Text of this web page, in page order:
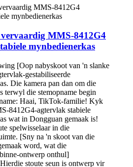
MMS-8412G4
mynbedienerkas
[Oop nabyskoot van 'n slanke
gestabiliseerde
Die kamera pan dan om die
terwyl die stemopname begin
Haai, TikTok-familie! Kyk
8412G4-agtervlak stabiele
wat in Dongguan gemaak is!
spelwisselaar in die
[Sny na 'n skoot van die
word, wat die
ontwerp onthul]
stoute seun is ontwerp vir